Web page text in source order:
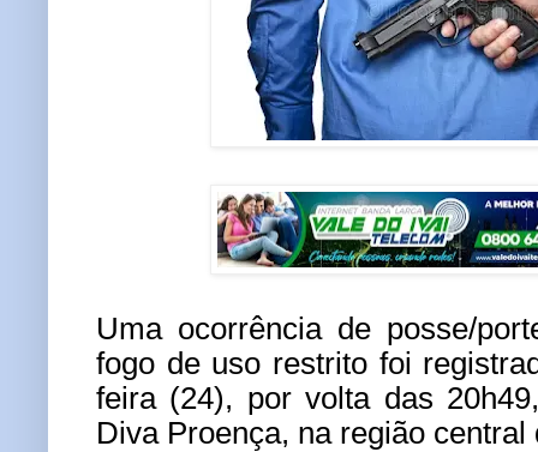
Uma ocorrência de posse/
fogo de uso restrito foi
feira (24), por volta das
Diva Proença, na região central